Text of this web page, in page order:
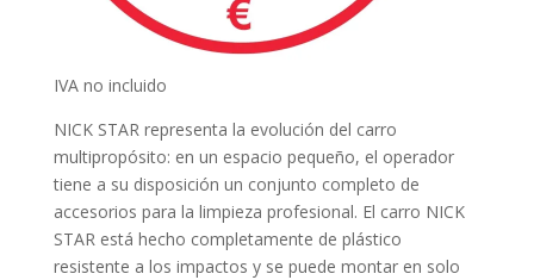
IVA no incluido
NICK STAR representa la evolución del carro
multipropósito: en un espacio pequeño, el operador
tiene a su disposición un conjunto completo de
accesorios para la limpieza profesional. El carro NICK
STAR está hecho completamente de plástico
resistente a los impactos y se puede montar en solo